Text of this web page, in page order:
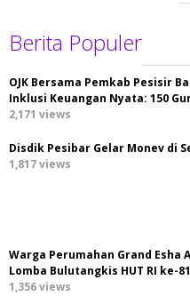
Berita Populer
OJK Bersama Pemkab Pesisir
Inklusi Keuangan Nyata: 150
2,171 views
Disdik Pesibar Gelar Monev di
1,817 views
Warga Perumahan Grand Esha
Lomba Bulutangkis HUT RI ke-81
1,356 views